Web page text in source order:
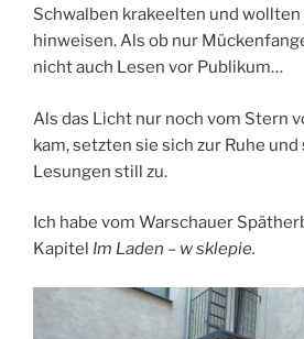
Schwalben krakeelten und
hinweisen. Als ob nur
nicht auch Lesen vor Publikum…
Als das Licht nur noch vom Stern
kam, setzten sie sich zur Ruhe
Lesungen still zu.
Ich habe vom Warschauer
Kapitel Im Laden – w sklepie.